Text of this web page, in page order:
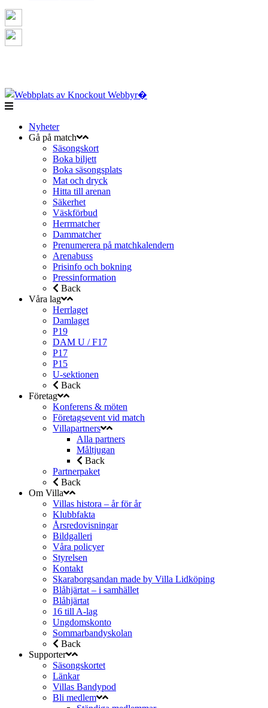
Nyheter
Gå på match
Säsongskort
Boka biljett
Boka säsongsplats
Mat och dryck
Hitta till arenan
Säkerhet
Väskförbud
Herrmatcher
Dammatcher
Prenumerera på matchkalendern
Arenabuss
Prisinfo och bokning
Pressinformation
Back
Våra lag
Herrlaget
Damlaget
P19
DAM U / F17
P17
P15
U-sektionen
Back
Företag
Konferens & möten
Företagsevent vid match
Villapartners
Alla partners
Måltjugan
Back
Partnerpaket
Back
Om Villa
Villas histora – år för år
Klubbfakta
Årsredovisningar
Bildgalleri
Våra policyer
Styrelsen
Kontakt
Skaraborgsandan made by Villa Lidköping
Blåhjärtat – i samhället
Blåhjärtat
16 till A-lag
Ungdomskonto
Sommarbandyskolan
Back
Supporter
Säsongskortet
Länkar
Villas Bandypod
Bli medlem